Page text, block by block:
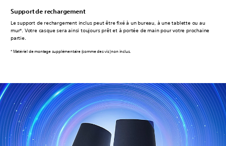
Support de rechargement
Le support de rechargement inclus peut être fixé à un bureau, à une tablette ou au
mur*. Votre casque sera ainsi toujours prêt et à portée de main pour votre prochaine
partie.
* Matériel de montage supplémentaire (comme des vis) non inclus.